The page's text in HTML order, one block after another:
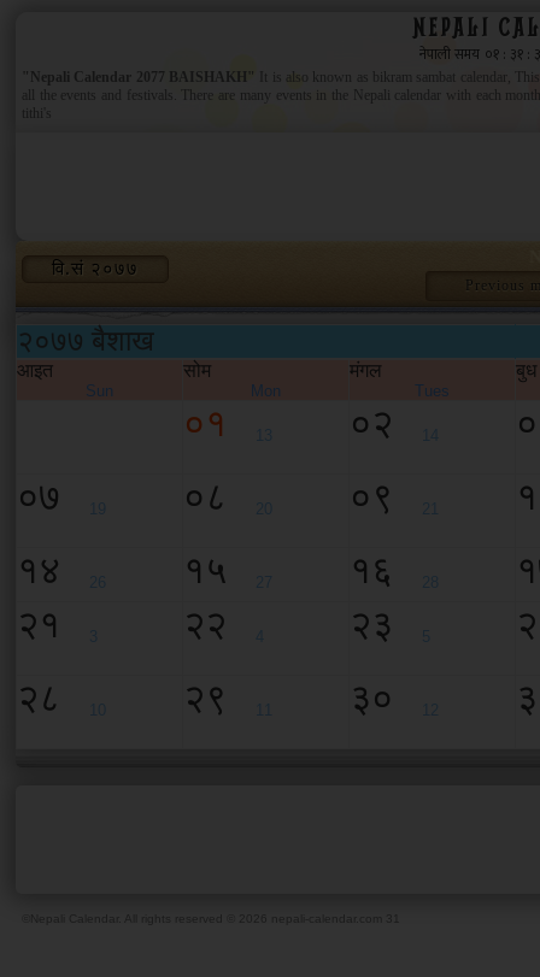
NEPALI
"Nepali Calendar 2077 BAISHAKH"
It is also known as bikram sambat calendar,
all the events and festivals. There are many events in the Nepali calendar with each
tithi's
वि.सं २०७७
Previous
२०७७ बैशाख
आइत
Sun
सोम
Mon
मंगल
Tues
बुध
०१ 13 ०२
०७
०८ 20 ०९ 21
१४
26 १५ 27 १६ 28
२१
3 २२ २३ 5
२८
२९ ३० 12
©Nepali Calendar. All rights reserved © 2026 nepali-calendar.com